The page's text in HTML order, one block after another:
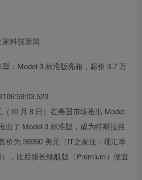
科技新闻
：Model 3 标准版亮相，起价 3.7 万
10 月 8 日）在美国市场推出 Model
出了 Model 3 标准版，成为特斯拉目
价为 36990 美元（IT之家注：现汇率
，比后驱长续航版（Premium）便宜